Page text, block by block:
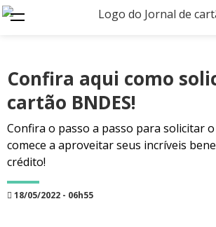
Confira aqui como
cartão BNDES!
Confira o passo a passo para solicitar
comece a aproveitar seus incríveis
crédito!
18/05/2022 - 06h55